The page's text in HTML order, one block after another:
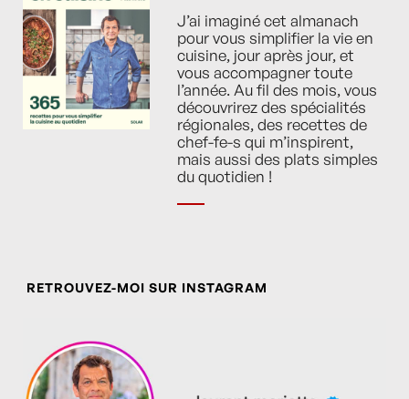
J’ai imaginé cet almanach
pour vous simplifier la vie en
cuisine, jour après jour, et
vous accompagner toute
l’année. Au fil des mois, vous
découvrirez des spécialités
régionales, des recettes de
chef-fe-s qui m’inspirent,
mais aussi des plats simples
du quotidien !
RETROUVEZ-MOI SUR INSTAGRAM